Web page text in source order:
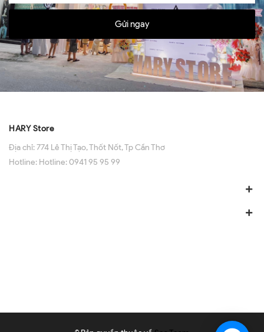
Gửi ngay
HARY Store
Địa chỉ:774 Lê Thị Tạo, Thốt Nốt, Tp Cần Thơ
Hotline: Hotline: 0941 95 95 99